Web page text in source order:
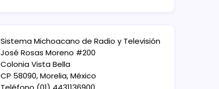
Sistema Michoacano de Radio y Televisión
José Rosas Moreno #200
Colonia Vista Bella
CP 58090, Morelia, México